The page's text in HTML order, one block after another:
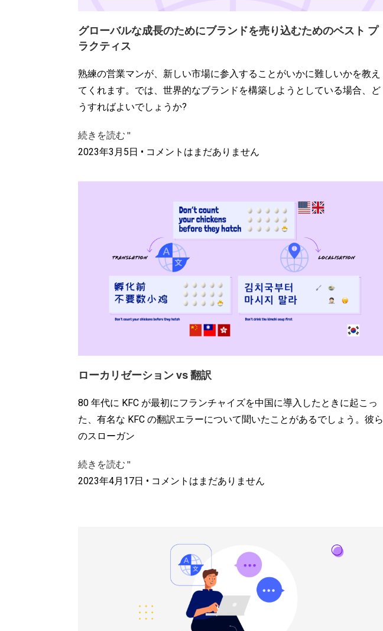
グローバルな成長のためにブランドを売り込むためのベスト プ
ラクティス
熟練の営業マンが、新しい市場に参入することがいかに難しいかを教え
てくれます。では、世界的なブランドを構築しようとしている場合、ど
うすればよいでしょうか?
続きを読む "
2023年3月5日 コメントはまだありません
ローカリゼーション vs 翻訳
80 年代に KFC が最初にフランチャイズを中国に導入したときに起こっ
た、有名な KFC の翻訳エラーについて聞いたことがあるでしょう。彼ら
のスローガン
続きを読む "
2023年4月17日 コメントはまだありません